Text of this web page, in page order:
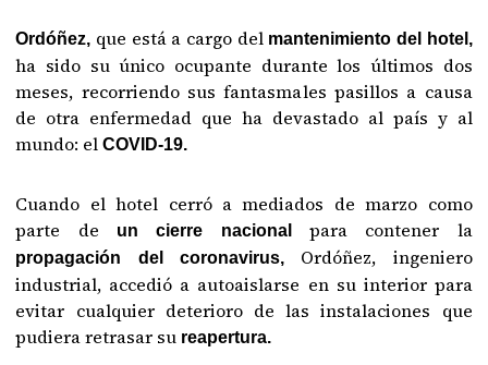
Ordóñez, que está a cargo del mantenimiento del hotel,
ha sido su único ocupante durante los últimos dos
meses, recorriendo sus fantasmales pasillos a causa
de otra enfermedad que ha devastado al país y al
mundo: elCOVID-19.
Cuando el hotel cerró a mediados de marzo como
parte de
un cierre nacionalpara contener la
propagación del coronavirus,
Ordóñez, ingeniero
industrial, accedió a autoaislarse en su interior para
evitar cualquier deterioro de las instalaciones que
pudiera retrasar su reapertura.